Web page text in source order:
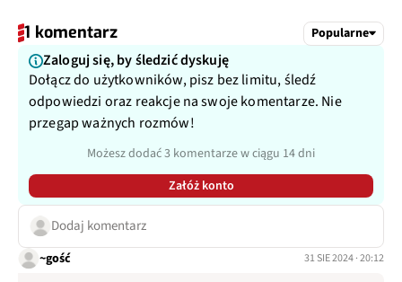
1 komentarz Popularne
Zaloguj się, by śledzić dyskuję
Dołącz do użytkowników, pisz bez limitu, śledź
odpowiedzi oraz reakcje na swoje komentarze. Nie
przegap ważnych rozmów!
Możesz dodać 3 komentarze w ciągu 14 dni
Załóż konto
Dodaj komentarz
~gość 31 SIE 2024 · 20:12